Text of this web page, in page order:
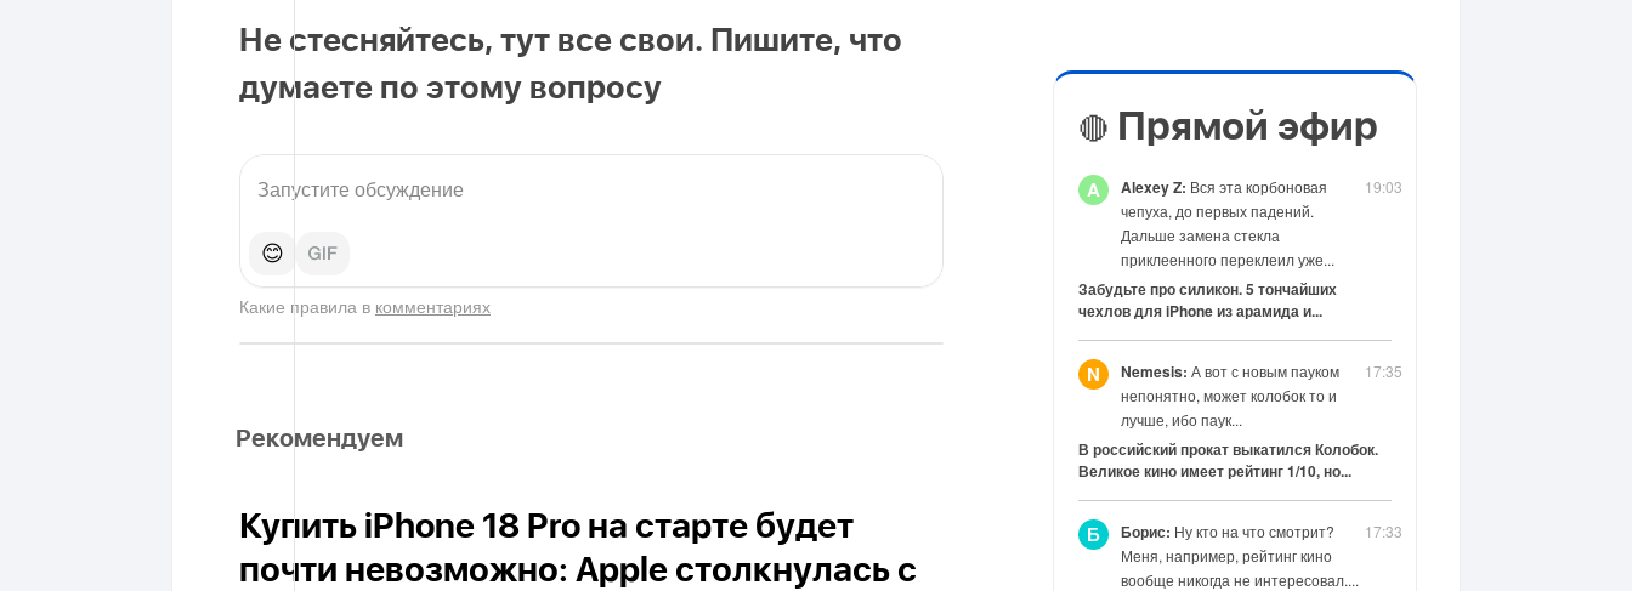
Не стесняйтесь, тут все свои. Пишите, что
думаете по этому вопросу
😊
Какие правила в комментариях
Рекомендуем
Купить iPhone 18 Pro на старте будет
почти невозможно: Apple столкнулась с
🔴 Прямой эфир
19:03
A Alexey Z: Вся эта корбоновая
чепуха, до первых падений.
Дальше замена стекла
приклеенного переклеил уже...
Забудьте про силикон. 5 тончайших
чехлов для iPhone из арамида и...
17:35
N Nemesis: А вот с новым пауком
непонятно, может колобок то и
лучше, ибо паук...
В российский прокат выкатился Колобок.
Великое кино имеет рейтинг 1/10, но...
17:33
Б Борис: Ну кто на что смотрит?
Меня, например, рейтинг кино
вообще никогда не интересовал....